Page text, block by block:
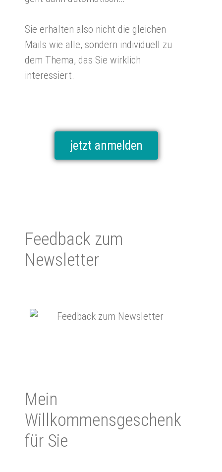
Sie erhalten also nicht die gleichen
Mails wie alle, sondern individuell zu
dem Thema, das Sie wirklich
interessiert.
jetzt anmelden
Feedback zum
Newsletter
Mein
Willkommensgeschenk
für Sie